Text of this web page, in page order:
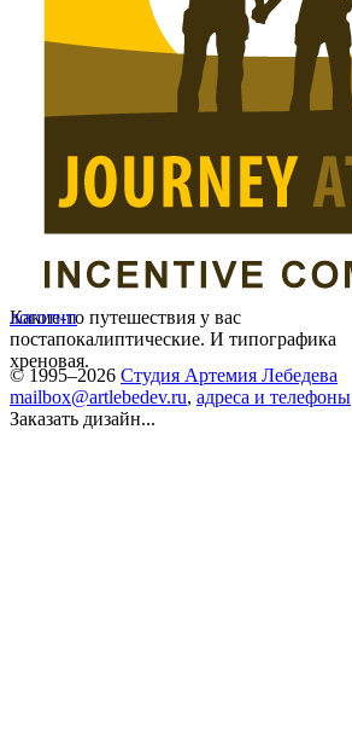
Какие-то путешествия у вас
постапокалиптические. И типографика
хреновая.
логотип
© 1995–2026 Студия Артемия Лебедева
mailbox@artlebedev.ru, адреса и телефоны
Заказать дизайн...